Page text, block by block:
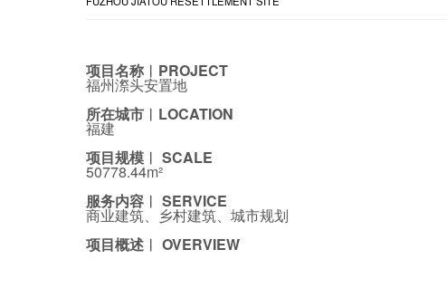
项目名称︱PROJECT
福州漈头安置地
所在城市︱LOCATION
福建
项目规模︱ SCALE
50778.44m²
服务内容︱ SERVICE
商业建筑、乡村建筑、城市规划
项目概述︱ OVERVIEW